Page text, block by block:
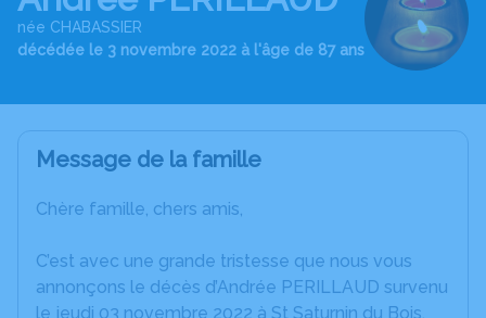
née CHABASSIER
décédée le 3 novembre 2022 à l'âge de 87 ans
Message de la famille
Chère famille, chers amis,
C’est avec une grande tristesse que nous vous
annonçons le décès d’Andrée PERILLAUD survenu
le jeudi 03 novembre 2022 à St Saturnin du Bois.